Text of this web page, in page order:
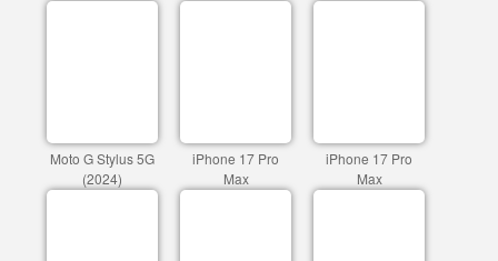
Moto G Stylus 5G
(2024)
iPhone 17 Pro
Max
iPhone 17 Pro
Max